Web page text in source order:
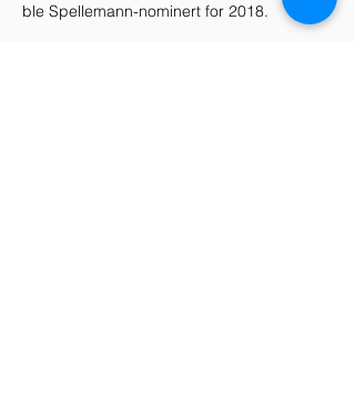
ble Spellemann-nominert for 2018.